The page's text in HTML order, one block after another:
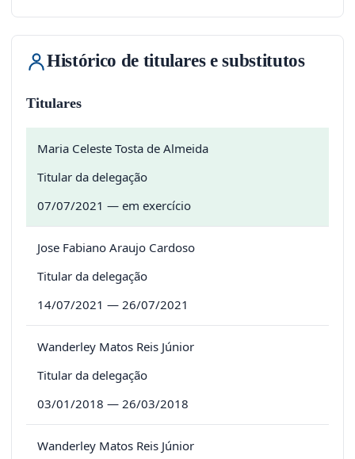
Histórico de titulares e substitutos
Titulares
Maria Celeste Tosta de Almeida
Titular da delegação
07/07/2021 — em exercício
Jose Fabiano Araujo Cardoso
Titular da delegação
14/07/2021 — 26/07/2021
Wanderley Matos Reis Júnior
Titular da delegação
03/01/2018 — 26/03/2018
Wanderley Matos Reis Júnior